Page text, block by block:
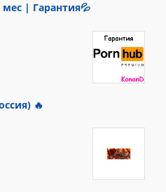
мес | Гарантия💦
🔥